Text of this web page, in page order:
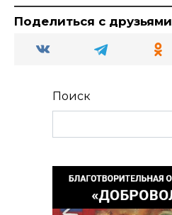
Поделиться с друзьями
Поиск